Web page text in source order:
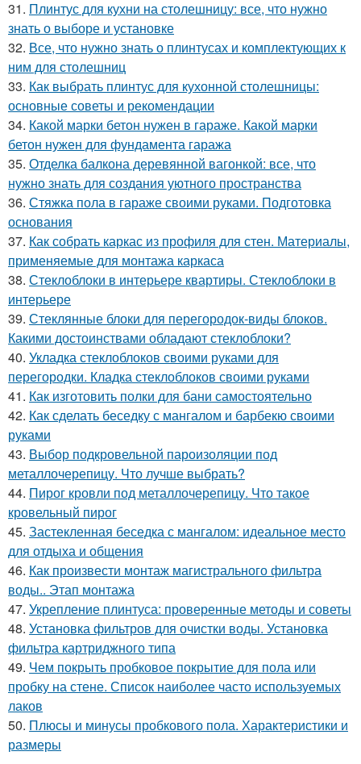
31. Плинтус для кухни на столешницу: все, что нужно
знать о выборе и установке
32. Все, что нужно знать о плинтусах и комплектующих к
ним для столешниц
33. Как выбрать плинтус для кухонной столешницы:
основные советы и рекомендации
34. Какой марки бетон нужен в гараже. Какой марки
бетон нужен для фундамента гаража
35. Отделка балкона деревянной вагонкой: все, что
нужно знать для создания уютного пространства
36. Стяжка пола в гараже своими руками. Подготовка
основания
37. Как собрать каркас из профиля для стен. Материалы,
применяемые для монтажа каркаса
38. Стеклоблоки в интерьере квартиры. Стеклоблоки в
интерьере
39. Стеклянные блоки для перегородок-виды блоков.
Какими достоинствами обладают стеклоблоки?
40. Укладка стеклоблоков своими руками для
перегородки. Кладка стеклоблоков своими руками
41. Как изготовить полки для бани самостоятельно
42. Как сделать беседку с мангалом и барбекю своими
руками
43. Выбор подкровельной пароизоляции под
металлочерепицу. Что лучше выбрать?
44. Пирог кровли под металлочерепицу. Что такое
кровельный пирог
45. Застекленная беседка с мангалом: идеальное место
для отдыха и общения
46. Как произвести монтаж магистрального фильтра
воды.. Этап монтажа
47. Укрепление плинтуса: проверенные методы и советы
48. Установка фильтров для очистки воды. Установка
фильтра картриджного типа
49. Чем покрыть пробковое покрытие для пола или
пробку на стене. Список наиболее часто используемых
лаков
50. Плюсы и минусы пробкового пола. Характеристики и
размеры